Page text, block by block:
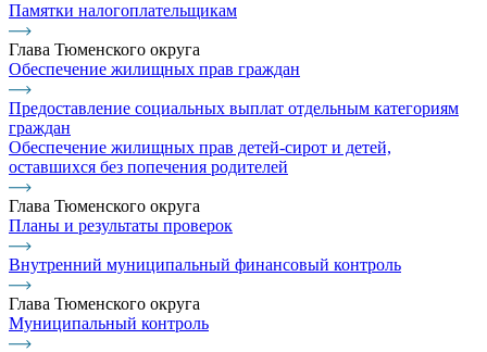
Памятки налогоплательщикам
Глава Тюменского округа
Обеспечение жилищных прав граждан
Предоставление социальных выплат отдельным категориям
граждан
Обеспечение жилищных прав детей-сирот и детей,
оставшихся без попечения родителей
Глава Тюменского округа
Планы и результаты проверок
Внутренний муниципальный финансовый контроль
Глава Тюменского округа
Муниципальный контроль